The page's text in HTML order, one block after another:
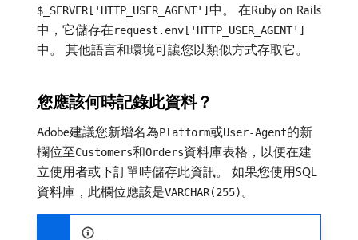
$_SERVER['HTTP_USER_AGENT'] 中。 在Ruby on Rails
中，它儲存在request.env['HTTP_USER_AGENT']
中。 其他語言和環境可讓您以類似方式存取它。
您應該何時記錄此資料？
Adobe建議您新增名為Platform或User-Agent的新
欄位至Customers和Orders資料庫表格，以便在建
立使用者或下訂單時儲存此資訊。 如果您使用SQL
資料庫，此欄位應該是VARCHAR(255)。